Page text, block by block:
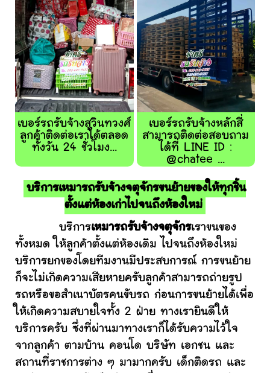
เบอร์รถรับจ้างสุวินทวงศ์
ลูกค้าติดต่อเราได้ตลอด
ทั้งวัน 24 ชั่วโมง...
เบอร์รถรับจ้างหลักสี่
สามารถติดต่อสอบถาม
ได้ที่ LINE ID :
@chatee ...
บริการเหมารถรับจ้างจตุจักรขนย้ายของให้ทุกชิ้น
ตั้งแต่ห้องเก่าไปจนถึงห้องใหม่
บริการเหมารถรับจ้างจตุจักรเราขนของ
ทั้งหมด ให้ลูกค้าตั้งแต่ห้องเดิม ไปจนถึงห้องใหม่
บริการยกของโดยทีมงานมีประสบการณ์ การขนย้าย
ก็จะไม่เกิดความเสียหายครับลูกค้าสามารถถ่ายรูป
รถหรือขอสำเนาบัตรคนขับรถ ก่อนการขนย้ายได้เพื่อ
ให้เกิดความสบายใจทั้ง 2 ฝ่าย ทางเรายินดีให้
บริการครับ ซึ่งที่ผ่านมาทางเราก็ได้รับความไว้ใจ
จากลูกค้า ตามบ้าน คอนโด บริษัท เอกชน และ
สถานที่ราชการต่าง ๆ มามากครับ เด็กติดรถ และ